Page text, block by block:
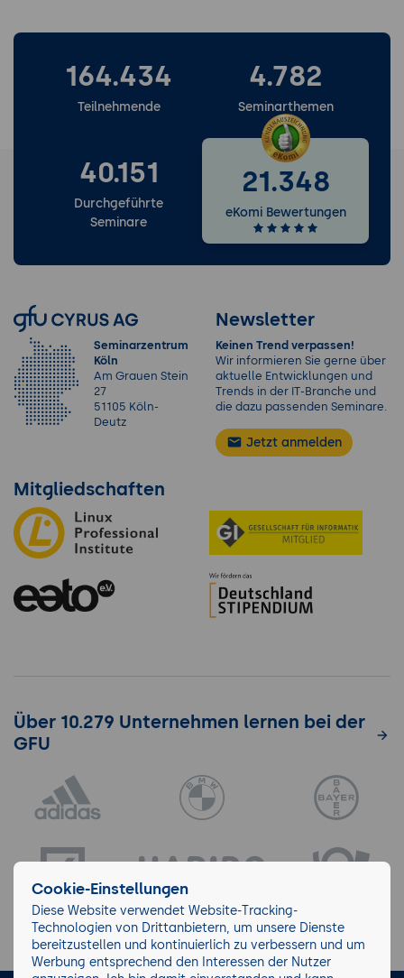
164.434
Teilnehmende
4.782
Seminarthemen
40.151
Durchgeführte
Seminare
21.348
eKomi Bewertungen
Seminarzentrum
Köln
Am Grauen Stein
27
51105 Köln-
Deutz
Newsletter
Keinen Trend verpassen!
Wir informieren Sie gerne über
aktuelle Entwicklungen und
Trends in der IT-Branche und
die dazu passenden Seminare.
Jetzt anmelden
Mitgliedschaften
Über 10.279 Unternehmen lernen bei der
GFU
Cookie-Einstellungen
Diese Website verwendet Website-Tracking-
Technologien von Drittanbietern, um unsere Dienste
bereitzustellen und kontinuierlich zu verbessern und um
Werbung entsprechend den Interessen der Nutzer